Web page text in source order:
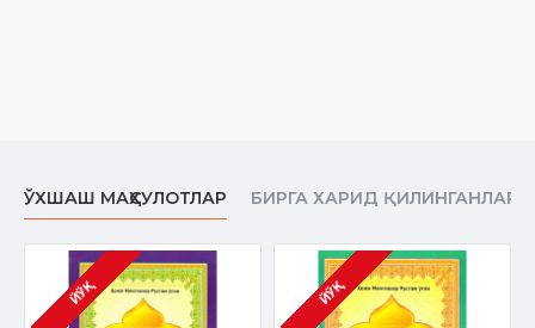
ЎХШАШ МАҲСУЛОТЛАР БИРГА ХАРИД ҚИЛИНГАНЛАР
ЙЎҚ ЙЎҚ